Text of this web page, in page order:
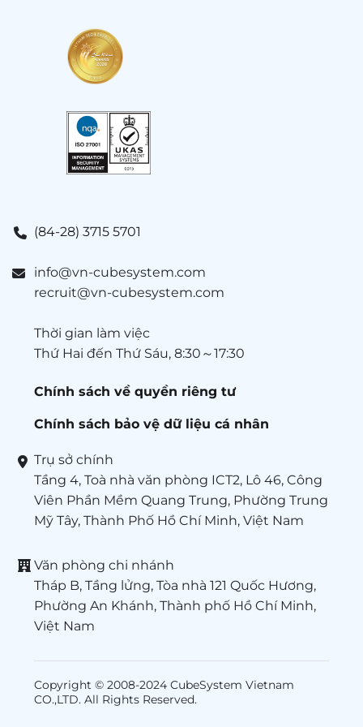
(84-28) 3715 5701
info@vn-cubesystem.com
recruit@vn-cubesystem.com
Thời gian làm việc
Thứ Hai đến Thứ Sáu, 8:30～17:30
Chính sách về quyền riêng tư
Chính sách bảo vệ dữ liệu cá nhân
Trụ sở chính
Tầng 4, Toà nhà văn phòng ICT2, Lô 46, Công
Viên Phần Mềm Quang Trung, Phường Trung
Mỹ Tây, Thành Phố Hồ Chí Minh, Việt Nam
Văn phòng chi nhánh
Tháp B, Tầng lửng, Tòa nhà 121 Quốc Hương,
Phường An Khánh, Thành phố Hồ Chí Minh,
Việt Nam
Copyright © 2008-2024 CubeSystem Vietnam
CO.,LTD. All Rights Reserved.